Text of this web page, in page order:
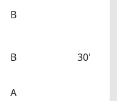
B
B 30'
A